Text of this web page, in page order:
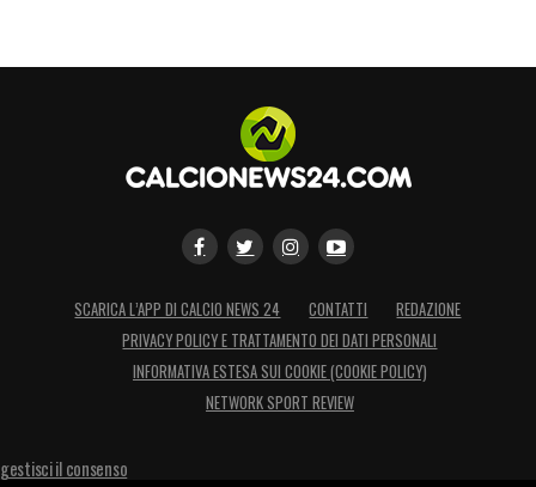
SCARICA L’APP DI CALCIO NEWS 24 CONTATTI
REDAZIONE
PRIVACY POLICY E TRATTAMENTO DEI DATI PERSONALI
INFORMATIVA ESTESA SUI COOKIE (COOKIE POLICY)
NETWORK SPORT REVIEW
gestisci il consenso